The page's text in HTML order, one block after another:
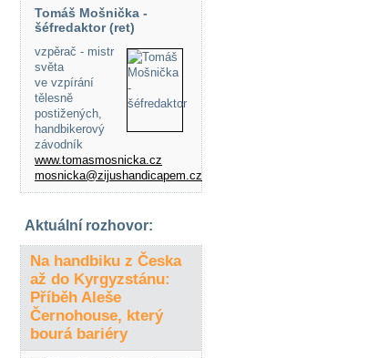
Tomáš Mošnička -
šéfredaktor (ret)
vzpěrač - mistr
světa
ve vzpírání
tělesně
postižených,
handbikerový
závodník
www.tomasmosnicka.cz
mosnicka@zijushandicapem.cz
Aktuální rozhovor:
Na handbiku z Česka
až do Kyrgyzstánu:
Příběh Aleše
Černohouse, který
bourá bariéry